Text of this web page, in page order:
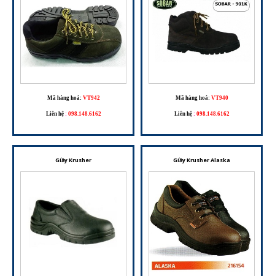
Mã hàng hoá: VT942
Liên hệ : 098.148.6162
Mã hàng hoá: VT940
Liên hệ : 098.148.6162
Giầy Krusher Giầy Krusher Alaska